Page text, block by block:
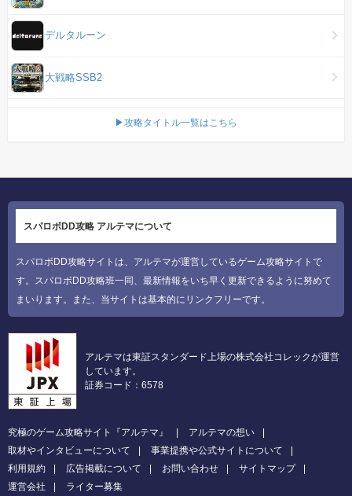
デルタルーン
大戦略SSB2
▶攻略タイトル一覧はこちら
スパロボDD攻略 アルテマについて
スパロボDD攻略サイトは、アルテマが運営しているゲーム攻略サイトで
す。スパロボDD攻略班一同、最新情報をいち早く更新できるように努めて
まいります。また、当サイトは基本的にリンクフリーです。
アルテマは東証スタンダード上場の株式会社コレックが運営
しています。
証券コード：6578
究極のゲーム攻略サイト『アルテマ』
アルテマの想い
取材やインタビューについて
事業提携や公式サイトについて
利用規約
広告掲載について お問い合わせ
サイトマップ
運営会社
ライター募集